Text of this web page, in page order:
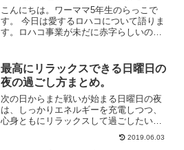
こんにちは。ワーママ5年生のらっこで
す。 今日は愛するロハコについて語りま
す。ロハコ事業が未だに赤字らしいの
者ではありません。笑）ロハコはアスク
ルの展開する個人向け...
最高にリラックスできる日曜日の
夜の過ごし方まとめ。
次の日からまた戦いが始まる日曜日の夜
は、しっかりエネルギーを充電しつつ、
心身ともにリラックスして過ごしたいも
のです。5年間のワンオペワーママ生活を
過ごしてきた中で、心身ともにすっきり
2019.06.03